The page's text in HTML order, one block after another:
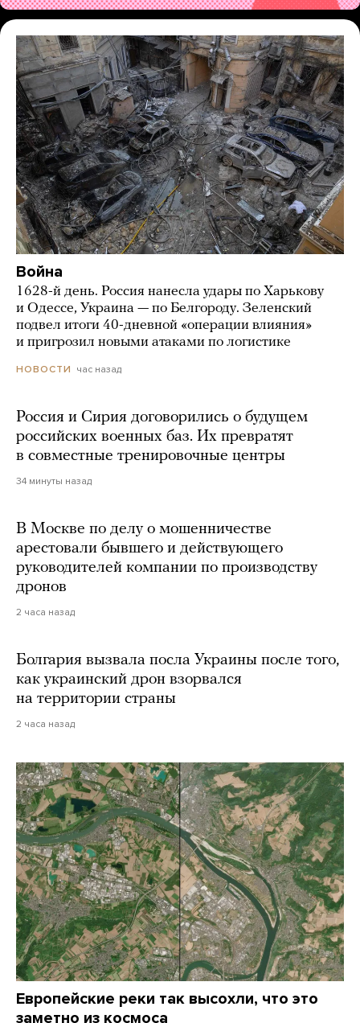
Война
1628-й день. Россия нанесла удары по Харькову
и Одессе, Украина — по Белгороду. Зеленский
подвел итоги 40-дневной «операции влияния»
и пригрозил новыми атаками по логистике
НОВОСТИ час назад
Россия и Сирия договорились о будущем
российских военных баз. Их превратят
в совместные тренировочные центры
34 минуты назад
В Москве по делу о мошенничестве
арестовали бывшего и действующего
руководителей компании по производству
дронов
2 часа назад
Болгария вызвала посла Украины после того,
как украинский дрон взорвался
на территории страны
2 часа назад
Европейские реки так высохли, что это
заметно из космоса